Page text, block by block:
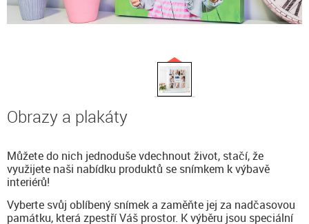
Obrazy a plakáty
Můžete do nich jednoduše vdechnout život, stačí, že
využijete naši nabídku produktů se snímkem k výbavě
interiérů!
Vyberte svůj oblíbený snímek a zaměňte jej za nadčasovou
památku, která zpestří Váš prostor. K výběru jsou speciální